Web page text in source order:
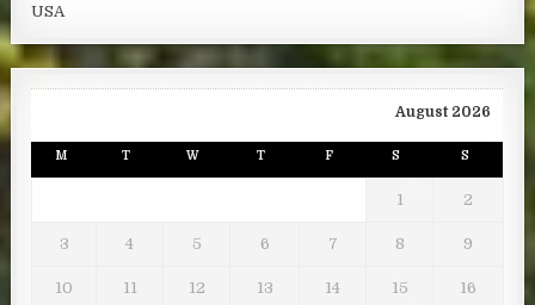
USA
August 2026
M T W T F S S
1 2
3 4 5 6 7 8 9
10 11 12 13 14 15 16